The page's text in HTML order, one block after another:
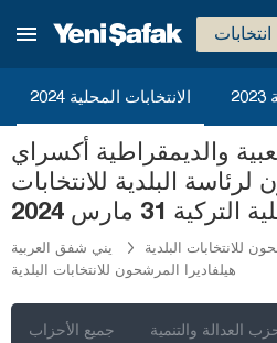
انتخابات
الانتخابات المحلية 2024
والديمقراطية أكسراي
لرئاسة البلدية للانتخابات
31 مارس 2024
يني شفق العربية
للانتخابات البلدية
هيلفاديرا المرشحون للانتخابات البلدية
جميع الأحزاب العدالة والتنمية
إسطنبول
أنقرة
إزمير
أضنة
أديامان